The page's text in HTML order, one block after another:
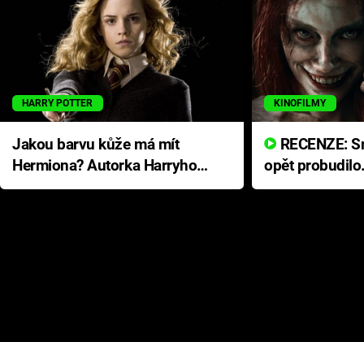
HARRY POTTER
Jakou barvu kůže má mít
Hermiona? Autorka Harryho
Pottera přišla s ráznou
KINOFILMY
opět
přichází s